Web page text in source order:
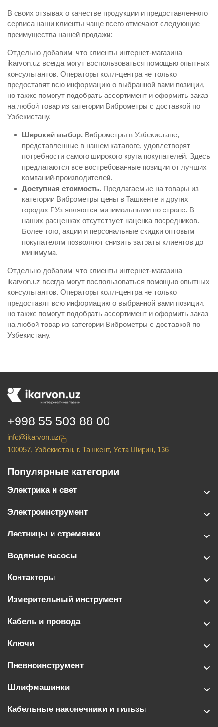
В своих отзывах о качестве продукции и предоставленного
сервиса наши клиенты чаще всего отмечают следующие
преимущества нашей продажи:
Отдельно добавим, что клиенты интернет-магазина
ikarvon.uz всегда могут воспользоваться помощью опытных
консультантов. Операторы колл-центра не только
предоставят всю информацию о выбранной вами позиции,
но также помогут подобрать ассортимент и оформить заказ
на любой товар из категории Виброметры с доставкой по
Узбекистану.
Широкий выбор. Виброметры в Узбекистане,
представленные в нашем каталоге, удовлетворят
потребности самого широкого круга покупателей. Здесь
предлагаются все востребованные позиции от лучших
компаний-производителей.
Доступная стоимость. Предлагаемые на товары из
категории Виброметры цены в Ташкенте и других
городах РУз являются минимальными по стране. В
наших расценках отсутствует наценка посредников.
Более того, акции и персональные скидки оптовым
покупателям позволяют снизить затраты клиентов до
минимума.
Отдельно добавим, что клиенты интернет-магазина
ikarvon.uz всегда могут воспользоваться помощью опытных
консультантов. Операторы колл-центра не только
предоставят всю информацию о выбранной вами позиции,
но также помогут подобрать ассортимент и оформить заказ
на любой товар из категории Виброметры с доставкой по
Узбекистану.
+998 55 503 88 00
info@ikarvon.uz
100057, Узбекистан, г. Ташкент, Уста Ширин, 136
Популярные категории
Электрика и свет
Электроинструмент
Лестницы и стремянки
Водяные насосы
Контакторы
Измерительный инструмент
Кабель и провода
Ключи
Пневноинструмент
Шлифмашинки
Кабельные наконечники и гильзы